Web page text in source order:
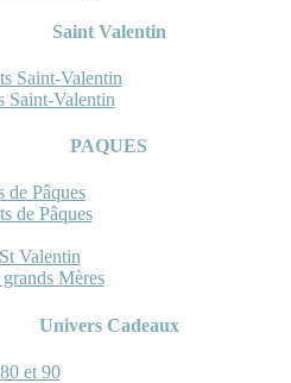
Saint Valentin
Saint-Valentin
Saint-Valentin
PAQUES
de Pâques
de Pâques
Valentin
grands Mères
Univers Cadeaux
et 90